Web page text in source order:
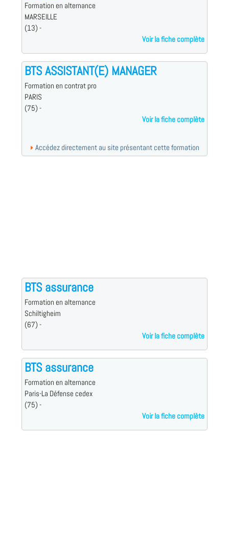
Formation en alternance
MARSEILLE
(13) -
Voir la fiche complète
BTS ASSISTANT(E) MANAGER
Formation en contrat pro
PARIS
(75) -
Voir la fiche complète
Accédez directement au site présentant cette formation
BTS assurance
Formation en alternance
Schiltigheim
(67) -
Voir la fiche complète
BTS assurance
Formation en alternance
Paris-La Défense cedex
(75) -
Voir la fiche complète